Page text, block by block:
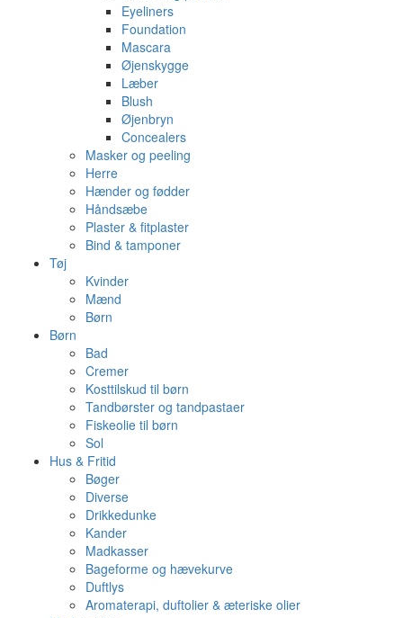
Eyeliners
Foundation
Mascara
Øjenskygge
Læber
Blush
Øjenbryn
Concealers
Masker og peeling
Herre
Hænder og fødder
Håndsæbe
Plaster & fitplaster
Bind & tamponer
Tøj
Kvinder
Mænd
Børn
Børn
Bad
Cremer
Kosttilskud til børn
Tandbørster og tandpastaer
Fiskeolie til børn
Sol
Hus & Fritid
Bøger
Diverse
Drikkedunke
Kander
Madkasser
Bageforme og hævekurve
Duftlys
Aromaterapi, duftolier & æteriske olier